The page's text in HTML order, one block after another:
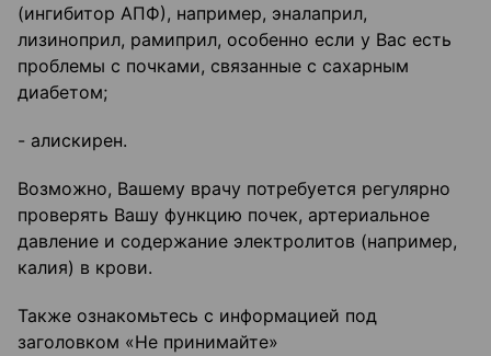
(ингибитор АПФ), например, эналаприл,
лизиноприл, рамиприл, особенно если у Вас есть
проблемы с почками, связанные с сахарным
диабетом;
- алискирен.
Возможно, Вашему врачу потребуется регулярно
проверять Вашу функцию почек, артериальное
давление и содержание электролитов (например,
калия) в крови.
Также ознакомьтесь с информацией под
заголовком «Не принимайте»